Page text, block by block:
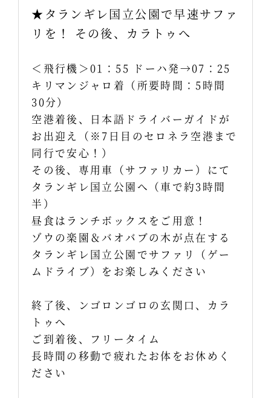
★タランギレ国立公園で早速サファ
リを！ その後、カラトゥへ
＜飛行機＞01：55 ドーハ発→07：25
キリマンジャロ着（所要時間：5時間
30分）
空港着後、日本語ドライバーガイドが
お出迎え（※7日目のセロネラ空港まで
同行で安心！）
その後、専用車（サファリカー）にて
タランギレ国立公園へ（車で約3時間
半）
昼食はランチボックスをご用意！
ゾウの楽園＆バオバブの木が点在する
タランギレ国立公園でサファリ（ゲー
ムドライブ）をお楽しみください
終了後、ンゴロンゴロの玄関口、カラ
トゥへ
ご到着後、フリータイム
長時間の移動で疲れたお体をお休めく
ださい